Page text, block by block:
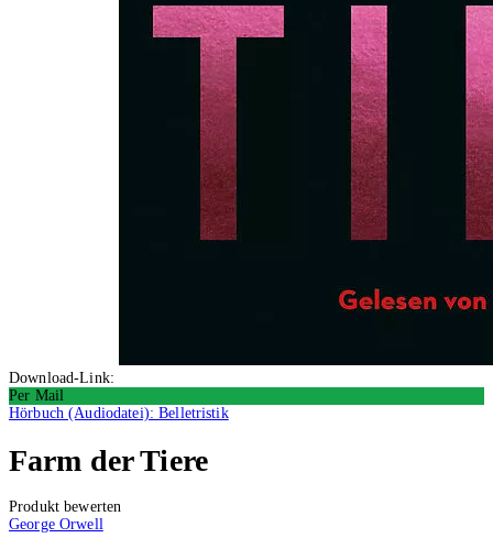
Download-Link:
Per Mail
Hörbuch (Audiodatei): Belletristik
Farm der Tiere
Produkt bewerten
George Orwell